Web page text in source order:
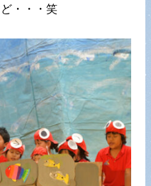
・・・笑